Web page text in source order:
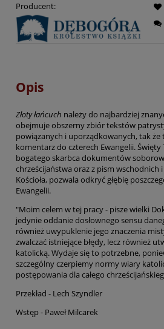
Producent:
Opis
Złoty łańcuch należy do najbardziej
obejmuje obszerny zbiór tekstów
powiązanych i uporządkowanych, tak
komentarz do czterech Ewangelii. Święty
bogatego skarbca dokumentów
chrześcijaństwa oraz z pism wschodnich
Kościoła, pozwala odkryć głębię
Ewangelii.
"Moim celem w tej pracy - pisze wielki
jedynie oddanie dosłownego sensu
również uwypuklenie jego znaczenia
zwalczać istniejące błędy, lecz również
katolicką. Wydaje się to potrzebne,
szczególny czerpiemy normy wiary
postępowania dla całego
Przekład - Lech Szyndler
Wstęp - Paweł Milcarek